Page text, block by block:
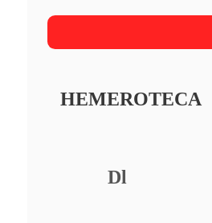
HEMEROTECA
Dl